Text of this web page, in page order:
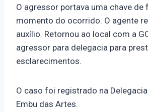
O agressor portava uma chave de
momento do ocorrido. O agente
auxílio. Retornou ao local com a
agressor para delegacia para
esclarecimentos.
O caso foi registrado na
Embu das Artes.